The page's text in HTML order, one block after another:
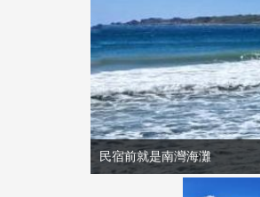
民宿前就是南灣海灘